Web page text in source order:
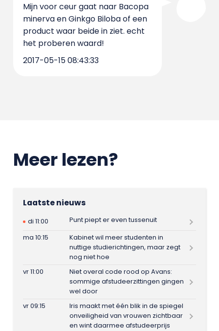
Mijn voor ceur gaat naar Bacopa
minerva en Ginkgo Biloba of een
product waar beide in ziet. echt
het proberen waard!
2017-05-15 08:43:33
Meer lezen?
Laatste nieuws
di 11:00
Punt piept er even tussenuit
ma 10:15
Kabinet wil meer studenten in
nuttige studierichtingen, maar zegt
nog niet hoe
vr 11:00
Niet overal code rood op Avans:
sommige afstudeerzittingen gingen
wel door
vr 09:15
Iris maakt met één blik in de spiegel
onveiligheid van vrouwen zichtbaar
en wint daarmee afstudeerprijs